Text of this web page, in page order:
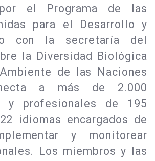
el Programa de las
para el Desarrollo y
con la secretaría del
la Diversidad Biológica
de las Naciones
a más de 2.000
y profesionales de 195
idiomas encargados de
y monitorear
Los miembros y las